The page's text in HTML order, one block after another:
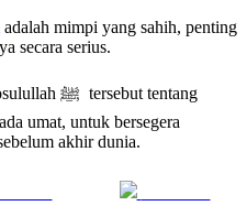
adalah mimpi yang sahih, penting
secara serius.
umat, untuk bersegera
akhir dunia.